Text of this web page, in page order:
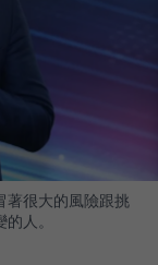
著很大的風險跟挑
人。